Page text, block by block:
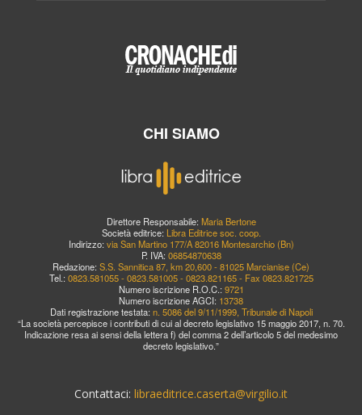
CHI SIAMO
Direttore Responsabile: Maria Bertone
Società editrice: Libra Editrice soc. coop.
Indirizzo: via San Martino 177/A 82016 Montesarchio (Bn)
P. IVA: 06854870638
Redazione: S.S. Sannitica 87, km 20,600 - 81025 Marcianise (Ce)
Tel.: 0823.581055 - 0823.581005 - 0823.821165 - Fax 0823.821725
Numero iscrizione R.O.C.: 9721
Numero iscrizione AGCI: 13738
Dati registrazione testata: n. 5086 del 9/11/1999, Tribunale di Napoli
“La società percepisce i contributi di cui al decreto legislativo 15 maggio 2017, n. 70.
Indicazione resa ai sensi della lettera f) del comma 2 dell’articolo 5 del medesimo
decreto legislativo.”
Contattaci: libraeditrice.caserta@virgilio.it